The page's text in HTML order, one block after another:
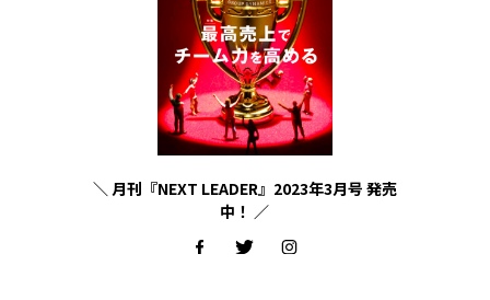
＼ 月刊『NEXT LEADER』2023年3月号 発売
中！ ／